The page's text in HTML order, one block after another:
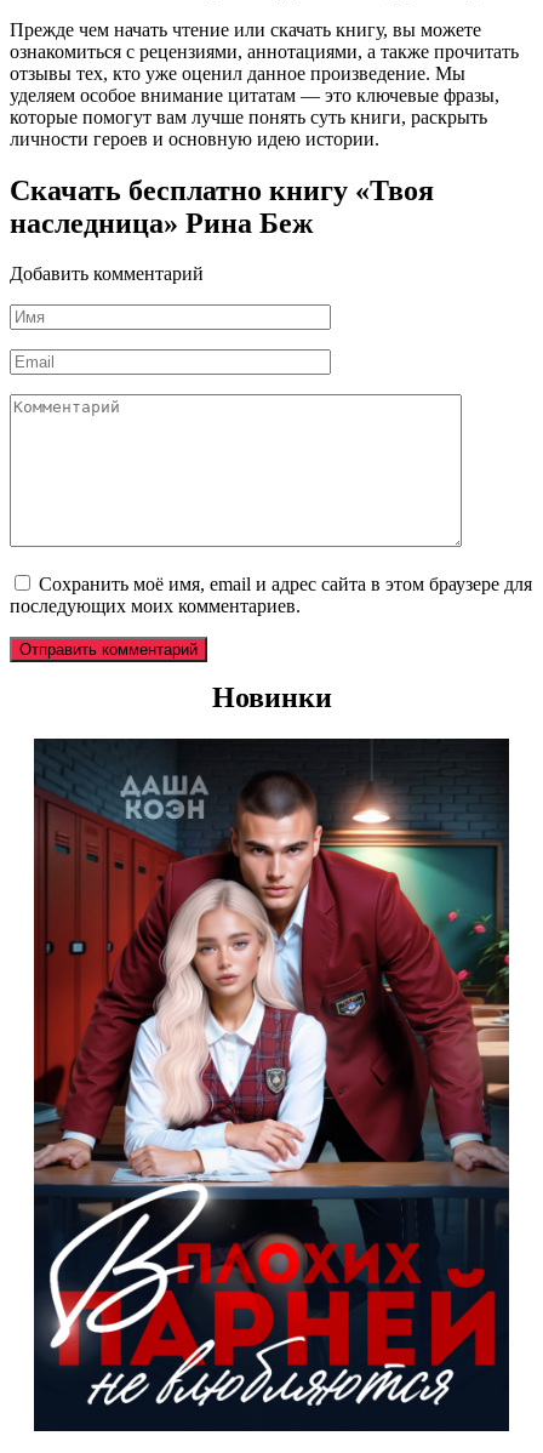
Прежде чем начать чтение или скачать книгу, вы можете
ознакомиться с рецензиями, аннотациями, а также прочитать
отзывы тех, кто уже оценил данное произведение. Мы
уделяем особое внимание цитатам — это ключевые фразы,
которые помогут вам лучше понять суть книги, раскрыть
личности героев и основную идею истории.
Скачать бесплатно книгу «Твоя
наследница» Рина Беж
Добавить комментарий
Имя
*
Email
*
Комментарий
Сохранить моё имя, email и адрес сайта в этом браузере для
последующих моих комментариев.
Новинки